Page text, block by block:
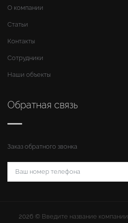
О компании
Статьи
Контакты
Сотрудники
Наши объекты
Обратная связь
Заказ обратного звонка
2026 © Введите название компании